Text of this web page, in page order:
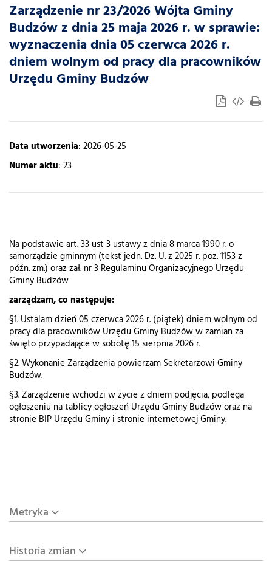
Zarządzenie nr 23/2026 Wójta Gminy
Budzów z dnia 25 maja 2026 r. w sprawie:
wyznaczenia dnia 05 czerwca 2026 r.
dniem wolnym od pracy dla pracowników
Urzędu Gminy Budzów
Data utworzenia: 2026-05-25
Numer aktu: 23
Na podstawie art. 33 ust 3 ustawy z dnia 8 marca 1990 r. o
samorządzie gminnym (tekst jedn. Dz. U. z 2025 r. poz. 1153 z
późn. zm.) oraz zał. nr 3 Regulaminu Organizacyjnego Urzędu
Gminy Budzów
zarządzam, co następuje:
§1. Ustalam dzień 05 czerwca 2026 r. (piątek) dniem wolnym od
pracy dla pracowników Urzędu Gminy Budzów w zamian za
święto przypadające w sobotę 15 sierpnia 2026 r.
§2. Wykonanie Zarządzenia powierzam Sekretarzowi Gminy
Budzów.
§3. Zarządzenie wchodzi w życie z dniem podjęcia, podlega
ogłoszeniu na tablicy ogłoszeń Urzędu Gminy Budzów oraz na
stronie BIP Urzędu Gminy i stronie internetowej Gminy.
Metryka
Historia zmian